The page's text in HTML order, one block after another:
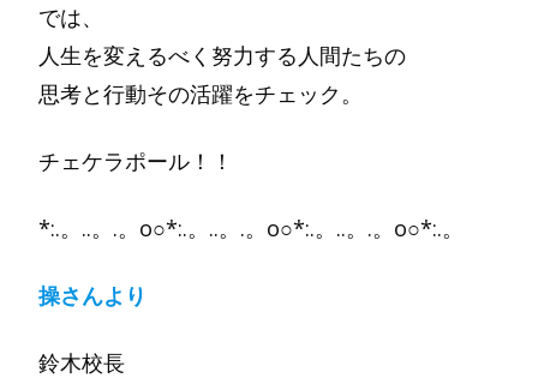
では、
人生を変えるべく努力する人間たちの
思考と行動その活躍をチェック。
チェケラポール！！
*:.。..。.。o○*:.。..。.。o○*:.。..。.。o○*:.。
操さんより
鈴木校長